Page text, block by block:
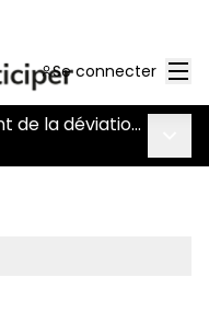
Se connecter
Concertation sur le doublement de la déviation de Chaumes-en-Retz - route Nantes-Pornic